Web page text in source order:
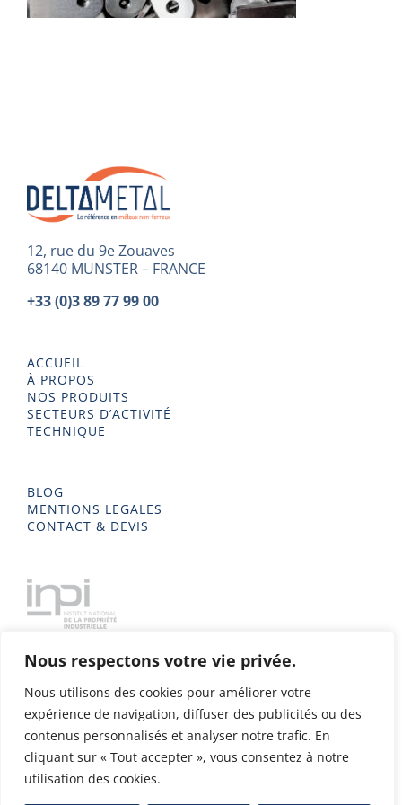
Nous respectons votre vie privée.
Nous utilisons des cookies pour améliorer votre
expérience de navigation, diffuser des publicités ou des
contenus personnalisés et analyser notre trafic. En
cliquant sur « Tout accepter », vous consentez à notre
utilisation des cookies.
12, rue du 9e Zouaves
68140 MUNSTER – FRANCE
+33 (0)3 89 77 99 00
ACCUEIL
À PROPOS
NOS PRODUITS
SECTEURS D’ACTIVITÉ
TECHNIQUE
BLOG
MENTIONS LEGALES
CONTACT & DEVIS
Delta Metal 2023 - Tous droits réservés - Conception & Design